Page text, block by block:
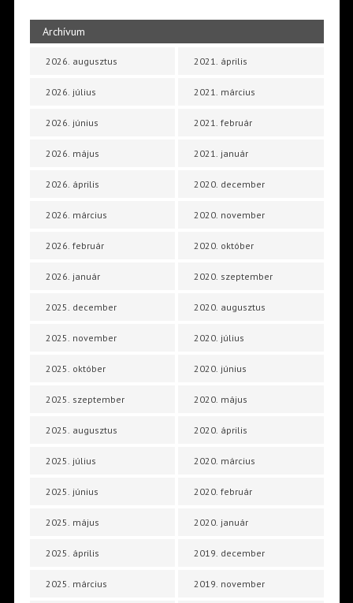
Archívum
2026. augusztus
2026. július
2026. június
2026. május
2026. április
2026. március
2026. február
2026. január
2025. december
2025. november
2025. október
2025. szeptember
2025. augusztus
2025. július
2025. június
2025. május
2025. április
2025. március
2021. április
2021. március
2021. február
2021. január
2020. december
2020. november
2020. október
2020. szeptember
2020. augusztus
2020. július
2020. június
2020. május
2020. április
2020. március
2020. február
2020. január
2019. december
2019. november